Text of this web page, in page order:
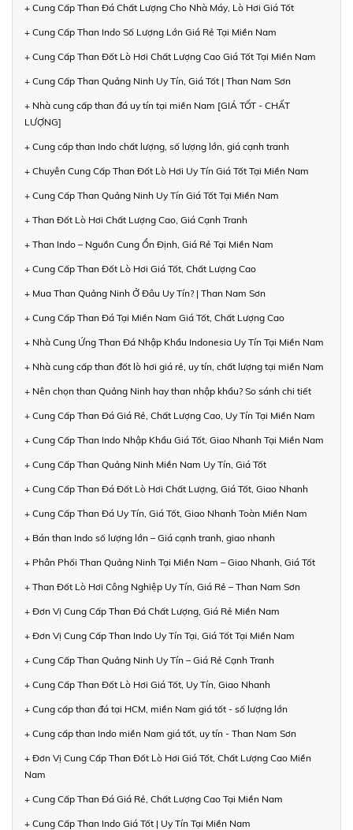
+ Cung Cấp Than Đá Chất Lượng Cho Nhà Máy, Lò Hơi Giá Tốt
+ Cung Cấp Than Indo Số Lượng Lớn Giá Rẻ Tại Miền Nam
+ Cung Cấp Than Đốt Lò Hơi Chất Lượng Cao Giá Tốt Tại Miền Nam
+ Cung Cấp Than Quảng Ninh Uy Tín, Giá Tốt | Than Nam Sơn
+ Nhà cung cấp than đá uy tín tại miền Nam [GIÁ TỐT - CHẤT
LƯỢNG]
+ Cung cấp than Indo chất lượng, số lượng lớn, giá cạnh tranh
+ Chuyên Cung Cấp Than Đốt Lò Hơi Uy Tín Giá Tốt Tại Miền Nam
+ Cung Cấp Than Quảng Ninh Uy Tín Giá Tốt Tại Miền Nam
+ Than Đốt Lò Hơi Chất Lượng Cao, Giá Cạnh Tranh
+ Than Indo – Nguồn Cung Ổn Định, Giá Rẻ Tại Miền Nam
+ Cung Cấp Than Đốt Lò Hơi Giá Tốt, Chất Lượng Cao
+ Mua Than Quảng Ninh Ở Đâu Uy Tín? | Than Nam Sơn
+ Cung Cấp Than Đá Tại Miền Nam Giá Tốt, Chất Lượng Cao
+ Nhà Cung Ứng Than Đá Nhập Khẩu Indonesia Uy Tín Tại Miền Nam
+ Nhà cung cấp than đốt lò hơi giá rẻ, uy tín, chất lượng tại miền Nam
+ Nên chọn than Quảng Ninh hay than nhập khẩu? So sánh chi tiết
+ Cung Cấp Than Đá Giá Rẻ, Chất Lượng Cao, Uy Tín Tại Miền Nam
+ Cung Cấp Than Indo Nhập Khẩu Giá Tốt, Giao Nhanh Tại Miền Nam
+ Cung Cấp Than Quảng Ninh Miền Nam Uy Tín, Giá Tốt
+ Cung Cấp Than Đá Đốt Lò Hơi Chất Lượng, Giá Tốt, Giao Nhanh
+ Cung Cấp Than Đá Uy Tín, Giá Tốt, Giao Nhanh Toàn Miền Nam
+ Bán than Indo số lượng lớn – Giá cạnh tranh, giao nhanh
+ Phân Phối Than Quảng Ninh Tại Miền Nam – Giao Nhanh, Giá Tốt
+ Than Đốt Lò Hơi Công Nghiệp Uy Tín, Giá Rẻ – Than Nam Sơn
+ Đơn Vị Cung Cấp Than Đá Chất Lượng, Giá Rẻ Miền Nam
+ Đơn Vị Cung Cấp Than Indo Uy Tín Tại, Giá Tốt Tại Miền Nam
+ Cung Cấp Than Quảng Ninh Uy Tín – Giá Rẻ Cạnh Tranh
+ Cung Cấp Than Đốt Lò Hơi Giá Tốt, Uy Tín, Giao Nhanh
+ Cung cấp than đá tại HCM, miền Nam giá tốt - số lượng lớn
+ Cung cấp than Indo miền Nam giá tốt, uy tín - Than Nam Sơn
+ Đơn Vị Cung Cấp Than Đốt Lò Hơi Giá Tốt, Chất Lượng Cao Miền
Nam
+ Cung Cấp Than Đá Giá Rẻ, Chất Lượng Cao Tại Miền Nam
+ Cung Cấp Than Indo Giá Tốt | Uy Tín Tại Miền Nam